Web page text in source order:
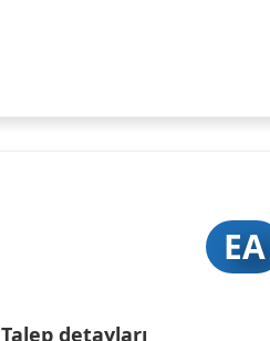
EA
Talep detayları